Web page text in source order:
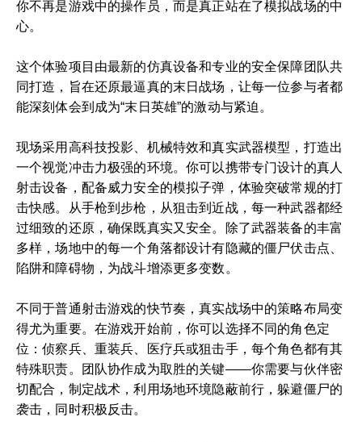
你不再是游戏中的操作员，而是真正站在了模拟战场的中
心。
这个体验项目由最新的仿真设备和专业的安全保障团队共
同打造，旨在还原最逼真的末日战场，让每一位参与者都
能深刻体会到成为“末日英雄”的激动与紧迫。
现场采用高科技投影、机械特效和真实武器模型，打造出
一个视觉冲击力极强的环境。你可以携带专门设计的真人
射击设备，配备威力安全的模拟子弹，体验突破常规的打
击快感。从手枪到步枪，从狙击到近战，每一种武器都经
过细致的还原，确保既真实又安全。除了武器装备的丰富
多样，场地中的每一个角落都设计有隐藏的僵尸伏击点、
陷阱和障碍物，为战斗增添更多变数。
不同于普通射击游戏的快节奏，真实战场中的策略布局变
得尤为重要。在游戏开始前，你可以选择不同的角色定
位：侦察兵、重装兵、医疗兵或狙击手，每个角色都有其
特殊职责。团队协作成为取胜的关键——你需要与伙伴密
切配合，制定战术，利用场地环境隐蔽前行，躲避僵尸的
袭击，同时积极反击。